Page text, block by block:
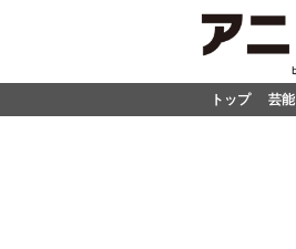
トップ 芸能